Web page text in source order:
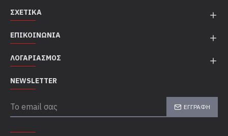
ΣΧΕΤΙΚΆ
ΕΠΙΚΟΙΝΩΝΊΑ
ΛΟΓΑΡΙΑΣΜΌΣ
NEWSLETTER
ΕΓΓΡΑΦΉ